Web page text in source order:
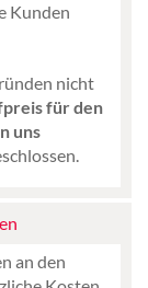
Kunden
nicht
für den
uns
an den